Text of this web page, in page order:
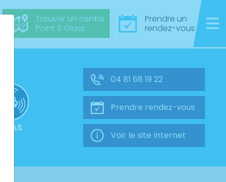
Trouver un centre
Point S Glass
Prendre un
rendez-vous
04 81 68 19 22
Prendre rendez-vous
Voir le site Internet
ADAS